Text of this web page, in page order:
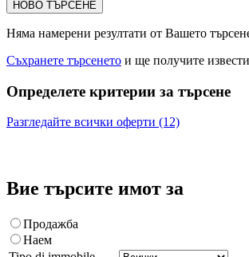
НОВО ТЪРСЕНЕ
Няма намерени резултати от Вашето
Съхранете търсенето и ще получите
Определете критерии за търсене
Разгледайте всички оферти (12)
Вие търсите имот за
Продажба
Наем